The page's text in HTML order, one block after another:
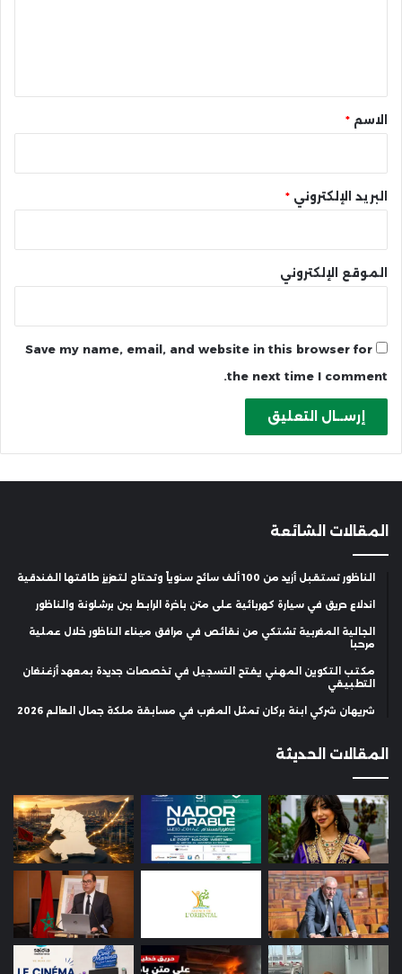
* الاسم *
البريد الإلكتروني *
الموقع الإلكتروني
Save my name, email, and website in this browser for
the next time I comment.
المقالات الشائعة
الناظور تستقبل أزيد من 100 ألف سائح سنوياً وتحتاج لتعزيز طاقتها الفندقية
اندلاع حريق في سيارة كهربائية على متن باخرة الرابط بين برشلونة والناظور
الجالية المغربية تشتكي من نقائص في مرافق ميناء الناظور خلال عملية
مرحبا
مكتب التكوين المهني يفتح التسجيل في تخصصات جديدة بمعهد أزغنغان
التطبيقي
شريهان شركي ابنة بركان تمثل المغرب في مسابقة ملكة جمال العالم 2026
المقالات الحديثة